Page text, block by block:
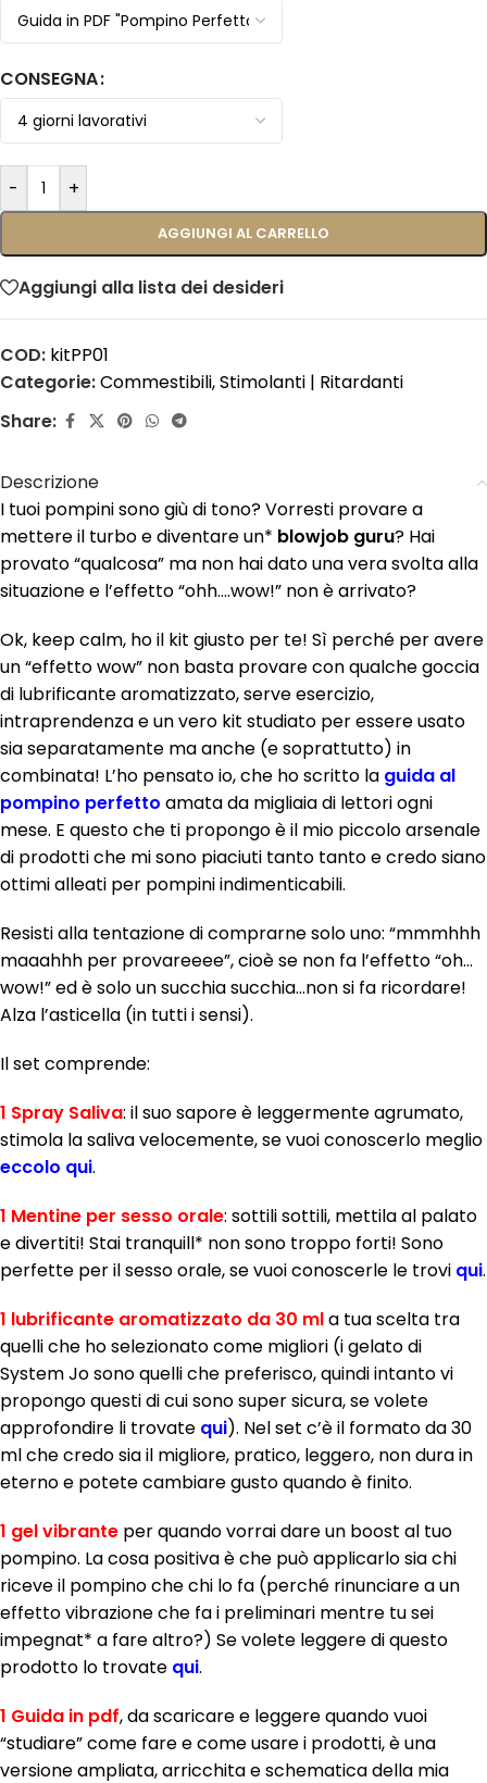
CONSEGNA
- +
AGGIUNGI AL CARRELLO
Aggiungi alla lista dei desideri
COD: kitPP01
Categorie:Commestibili,Stimolanti | Ritardanti
Share:
Descrizione
I tuoi pompini sono giù di tono? Vorresti provare a
mettere il turbo e diventare un* blowjob guru? Hai
provato “qualcosa” ma non hai dato una vera svolta alla
situazione e l’effetto “ohh….wow!” non è arrivato?
Ok, keep calm, ho il kit giusto per te! Sì perché per avere
un “effetto wow” non basta provare con qualche goccia
di lubrificante aromatizzato, serve esercizio,
intraprendenza e un vero kit studiato per essere usato
sia separatamente ma anche (e soprattutto) in
combinata! L’ho pensato io, che ho scritto la guida al
pompino perfetto amata da migliaia di lettori ogni
mese. E questo che ti propongo è il mio piccolo arsenale
di prodotti che mi sono piaciuti tanto tanto e credo siano
ottimi alleati per pompini indimenticabili.
Resisti alla tentazione di comprarne solo uno: “mmmhhh
maaahhh per provareeee”, cioè se non fa l’effetto “oh…
wow!” ed è solo un succhia succhia…non si fa ricordare!
Alza l’asticella (in tutti i sensi).
Il set comprende:
1 Spray Saliva: il suo sapore è leggermente agrumato,
stimola la saliva velocemente, se vuoi conoscerlo meglio
eccolo qui.
1 Mentine per sesso orale: sottili sottili, mettila al palato
e divertiti! Stai tranquill* non sono troppo forti! Sono
perfette per il sesso orale, se vuoi conoscerle le trovi qui.
1 lubrificante aromatizzato da 30 mla tua scelta tra
quelli che ho selezionato come migliori (i gelato di
System Jo sono quelli che preferisco, quindi intanto vi
propongo questi di cui sono super sicura, se volete
approfondire li trovate qui). Nel set c’è il formato da 30
ml che credo sia il migliore, pratico, leggero, non dura in
eterno e potete cambiare gusto quando è finito.
1 gel vibrante per quando vorrai dare un boost al tuo
pompino. La cosa positiva è che può applicarlo sia chi
riceve il pompino che chi lo fa (perché rinunciare a un
effetto vibrazione che fa i preliminari mentre tu sei
impegnat* a fare altro?) Se volete leggere di questo
prodotto lo trovate qui.
1 Guida in pdf, da scaricare e leggere quando vuoi
“studiare” come fare e come usare i prodotti, è una
versione ampliata, arricchita e schematica della mia